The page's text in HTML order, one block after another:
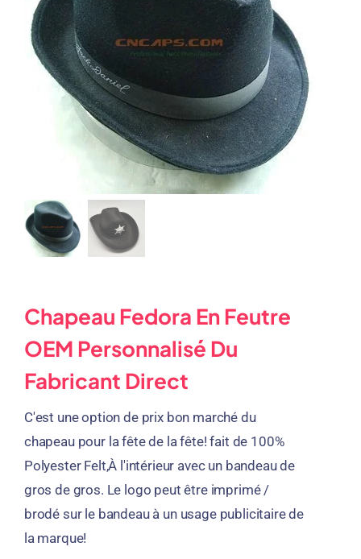
Chapeau Fedora En Feutre
OEM Personnalisé Du
Fabricant Direct
C'est une option de prix bon marché du
chapeau pour la fête de la fête! fait de 100%
Polyester Felt,À l'intérieur avec un bandeau de
gros de gros. Le logo peut être imprimé /
brodé sur le bandeau à un usage publicitaire de
la marque!